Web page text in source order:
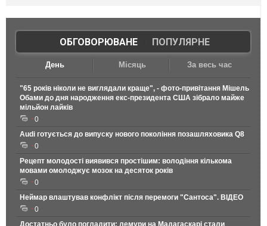
ОБГОВОРЮВАНЕ| ПОПУЛЯРНЕ
День Місяць За весь час
"65 років ніколи не виглядали краще", - фото-привітання Мішель
Обами до дня народження екс-президента США зібрало майже
мільйон лайків
0
Audi готується до випуску нового покоління позашляховика Q8
0
Рецепт молодості виявився простішим: володіння кількома
мовами омолоджує мозок на десяток років
0
Неймар влаштував конфлікт після перемоги "Сантоса". ВІДЕО
0